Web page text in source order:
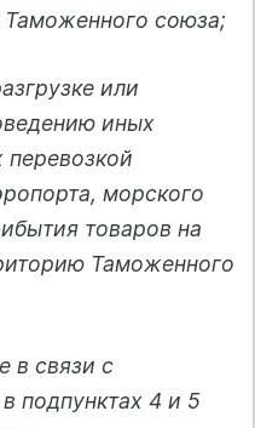
союза;
или
иных
перевозкой
морского
товаров на
Таможенного
в связи с
подпунктах 4 и 5